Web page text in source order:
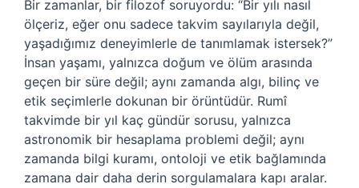
Bir zamanlar, bir filozof soruyordu: “Bir yılı nasıl
ölçeriz, eğer onu sadece takvim sayılarıyla değil,
yaşadığımız deneyimlerle de tanımlamak istersek?”
İnsan yaşamı, yalnızca doğum ve ölüm arasında
geçen bir süre değil; aynı zamanda algı, bilinç ve
etik seçimlerle dokunan bir örüntüdür. Rumî
takvimde bir yıl kaç gündür sorusu, yalnızca
astronomik bir hesaplama problemi değil; aynı
zamanda bilgi kuramı, ontoloji ve etik bağlamında
zamana dair daha derin sorgulamalara kapı aralar.